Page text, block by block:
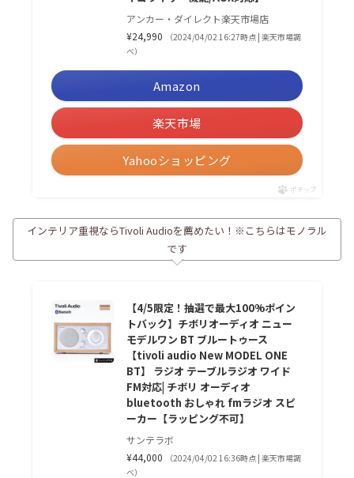
アンカー・ダイレクト楽天市場店
¥24,990
（2024/04/02 16:27時点 | 楽天市場調
べ）
Amazon
楽天市場
Yahooショッピング
ポチップ
インテリア重視ならTivoli Audioを薦めたい！※こちらはモノラル
です
【4/5限定！抽選で最大100%ポイン
トバック】チボリオーディオ ニュー
モデルワン BT ブルートゥース
【tivoli audio New MODEL ONE
BT】 ラジオ テーブルラジオ ワイド
FM対応| チボリ オーディオ
bluetooth おしゃれ fmラジオ スピ
ーカー【ラッピング不可】
サンテラボ
¥44,000
（2024/04/02 16:36時点 | 楽天市場調
べ）